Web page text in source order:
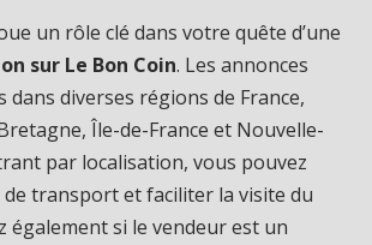
un rôle clé dans votre quête d’une
sur Le Bon Coin. Les annonces
diverses régions de France,
Île-de-France et Nouvelle-
par localisation, vous pouvez
transport et faciliter la visite du
également si le vendeur est un